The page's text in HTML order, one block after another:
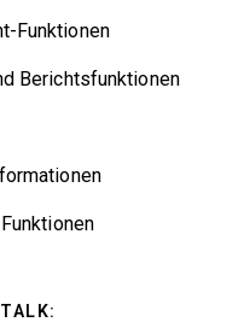
Funktionen
Berichtsfunktionen